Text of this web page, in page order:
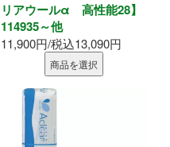
リアウールα 高性能28】
114935～他
11,900円/税込13,090円
商品を選択